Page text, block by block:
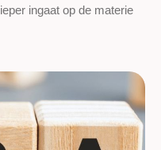
ingaat op de materie